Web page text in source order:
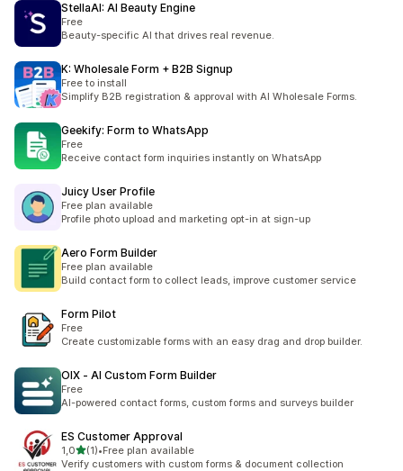
StellaAI: AI Beauty Engine
Free
Beauty-specific AI that drives real revenue.
K: Wholesale Form + B2B Signup
Free to install
Simplify B2B registration & approval with AI Wholesale Forms.
Geekify: Form to WhatsApp
Free
Receive contact form inquiries instantly on WhatsApp
Juicy User Profile
Free plan available
Profile photo upload and marketing opt-in at sign-up
Aero Form Builder
Free plan available
Build contact form to collect leads, improve customer service
Form Pilot
Free
Create customizable forms with an easy drag and drop builder.
OIX ‑ AI Custom Form Builder
Free
AI-powered contact forms, custom forms and surveys builder
ES Customer Approval
1,05 yıldız üzerinden
(1)
toplam 1 değerlendirme
•Free plan available
Verify customers with custom forms & document collection